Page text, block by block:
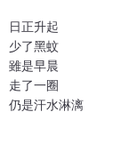
日正升起
少了黑蚊
雖是早晨
走了一圈
仍是汗水淋漓